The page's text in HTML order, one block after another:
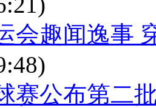
会趣闻逸事
赛公布第二